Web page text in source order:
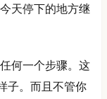
天停下的地方继
何一个步骤。这
子。而且不管你